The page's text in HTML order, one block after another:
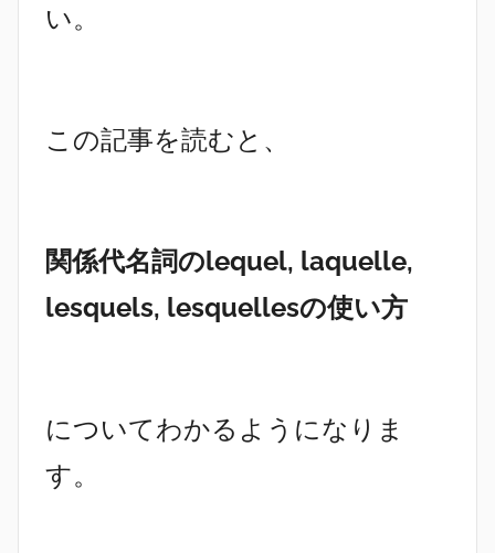
い。
この記事を読むと、
関係代名詞のlequel, laquelle,
lesquels, lesquellesの使い方
についてわかるようになりま
す。